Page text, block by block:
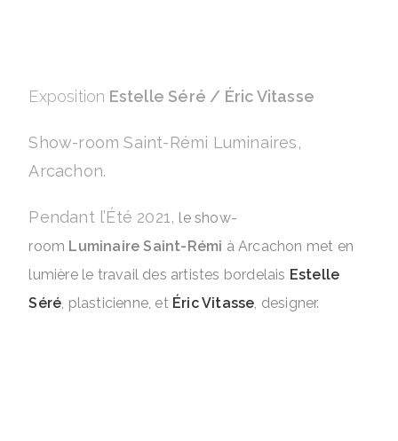
Exposition Estelle Séré / Éric Vitasse
Show-room Saint-Rémi Luminaires,
Arcachon.
Pendant l’Été 2021, le show-
room LuminaireSaint-Rémi à Arcachon met en
lumière le travail des artistes bordelais Estelle
Séré , plasticienne, et Éric Vitasse , designer.